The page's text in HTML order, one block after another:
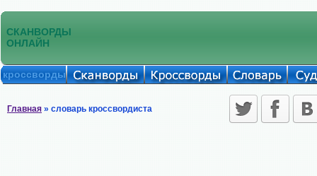
СКАНВОРДЫ
ОНЛАЙН
кроссворды
Главная » словарь кроссвордиста